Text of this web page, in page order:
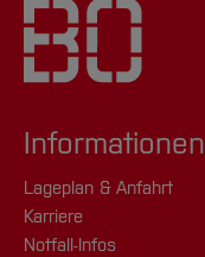
Informationen
Lageplan & Anfahrt
Karriere
Notfall-Infos